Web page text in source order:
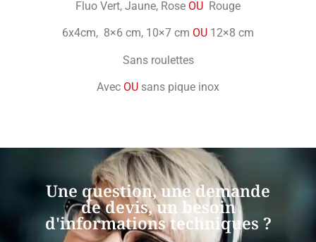
Fluo Vert, Jaune, Rose OU Rouge
6x4cm, 8×6 cm, 10×7 cm OU 12×8 cm
Sans roulettes
Avec OU sans pique inox
Une question, une demande
de devis, un besoin
d'informations techniques ?